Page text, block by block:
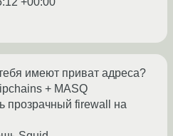
имеют приват адреса?
+ MASQ
прозрачный firewall на